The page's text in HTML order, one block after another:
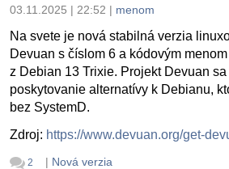
03.11.2025 | 22:52 | menom
Na svete je nová stabilná verzia
Devuan s číslom 6 a kódovým
z Debian 13 Trixie. Projekt Devuan
poskytovanie alternatívy k Debianu,
bez SystemD.
Zdroj: https://www.devuan.org/get-
2 | Nová verzia